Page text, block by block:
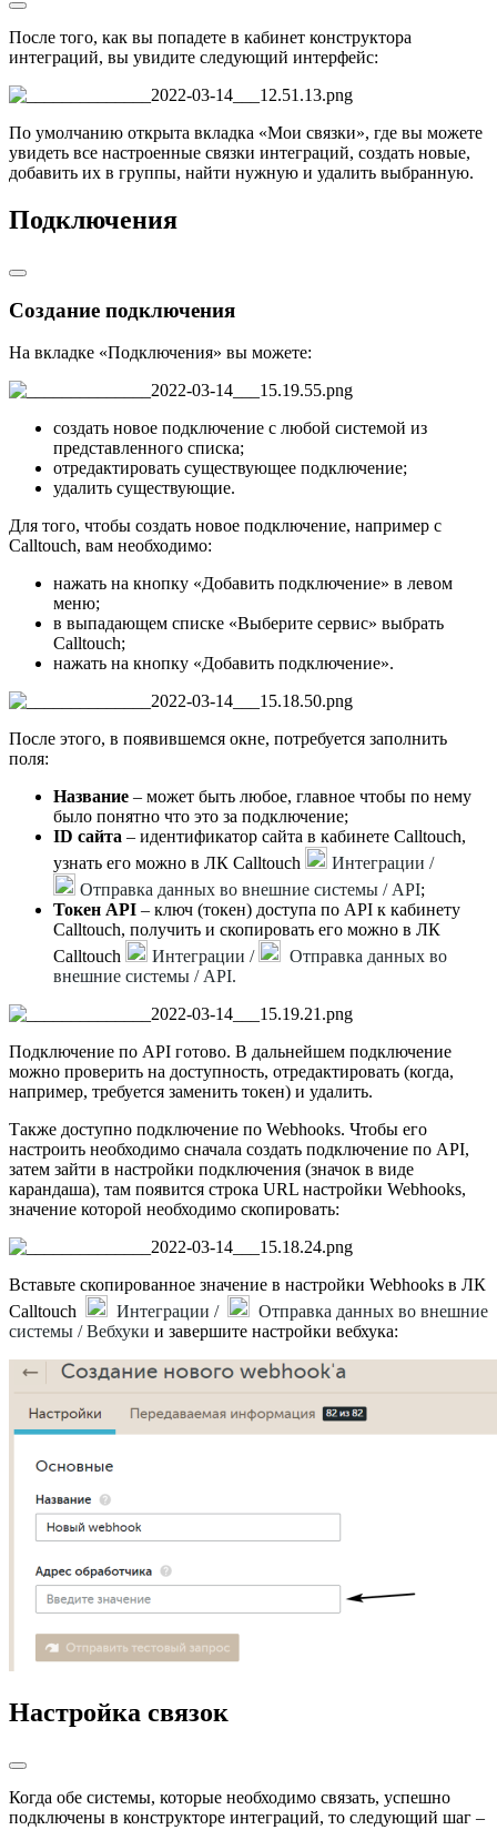
После того, как вы попадете в кабинет конструктора
интеграций, вы увидите следующий интерфейс:
По умолчанию открыта вкладка «Мои связки», где вы можете
увидеть все настроенные связки интеграций, создать новые,
добавить их в группы, найти нужную и удалить выбранную.
Подключения
Создание подключения
На вкладке «Подключения» вы можете:
создать новое подключение с любой системой из
представленного списка;
отредактировать существующее подключение;
удалить существующие.
Для того, чтобы создать новое подключение, например с
Calltouch, вам необходимо:
нажать на кнопку «Добавить подключение» в левом
меню;
в выпадающем списке «Выберите сервис» выбрать
Calltouch;
нажать на кнопку «Добавить подключение».
После этого, в появившемся окне, потребуется заполнить
поля:
Название – может быть любое, главное чтобы по нему
было понятно что это за подключение;
ID сайта – идентификатор сайта в кабинете Calltouch,
узнать его можно в ЛК Calltouch
Интеграции /
Отправка данных во внешние системы / API;
Токен API – ключ (токен) доступа по API к кабинету
Calltouch, получить и скопировать его можно в ЛК
Calltouch
Интеграции /
Отправка данных во
внешние системы / API.
Подключение по API готово. В дальнейшем подключение
можно проверить на доступность, отредактировать (когда,
например, требуется заменить токен) и удалить.
Также доступно подключение по Webhooks. Чтобы его
настроить необходимо сначала создать подключение по API,
затем зайти в настройки подключения (значок в виде
карандаша), там появится строка URL настройки Webhooks,
значение которой необходимо скопировать:
Вставьте скопированное значение в настройки Webhooks в ЛК
Calltouch
Интеграции /
Отправка данных во внешние
системы / Вебхуки и завершите настройки вебхука:
Настройка связок
Когда обе системы, которые необходимо связать, успешно
подключены в конструкторе интеграций, то следующий шаг –